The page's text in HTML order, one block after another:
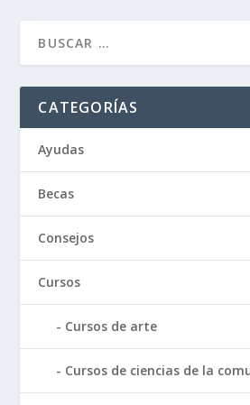
CATEGORÍAS
Ayudas
Becas
Consejos
Cursos
Cursos de arte
Cursos de ciencias de la